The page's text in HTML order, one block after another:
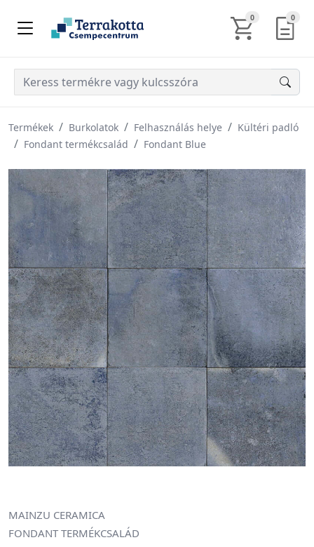
0KOSÁR 0
Termékek Burkolatok Felhasználás helye
Kültéri padló
Fondant termékcsalád
Fondant Blue
MAINZU CERAMICA
FONDANT TERMÉKCSALÁD